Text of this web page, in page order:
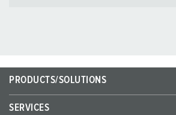
PRODUCTS/SOLUTIONS
SERVICES